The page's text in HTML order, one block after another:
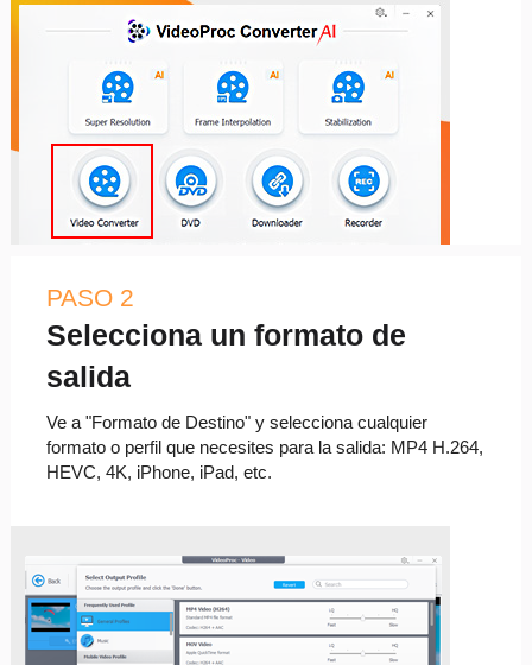
PASO 2
Selecciona un formato de
salida
Ve a "Formato de Destino" y selecciona cualquier
formato o perfil que necesites para la salida: MP4 H.264,
HEVC, 4K, iPhone, iPad, etc.